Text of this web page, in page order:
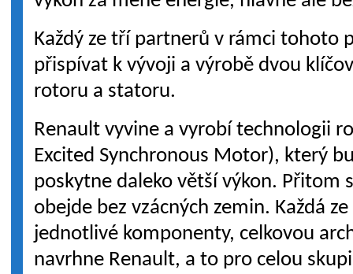
Každý ze tří partnerů v rámci tohoto
přispívat k vývoji a výrobě dvou
rotoru a statoru.
Renault vyvine a vyrobí technologii
Excited Synchronous Motor), který
poskytne daleko větší výkon. Přitom
obejde bez vzácných zemin. Každá
jednotlivé komponenty, celkovou
navrhne Renault, a to pro celou